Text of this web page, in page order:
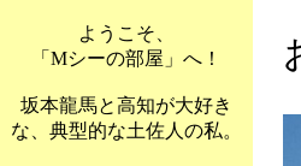
ようこそ、
「Mシーの部屋」へ！
坂本龍馬と高知が大好き
な、典型的な土佐人の私。